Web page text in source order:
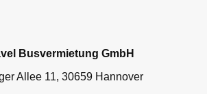
Busvermietung GmbH
Allee 11, 30659 Hannover